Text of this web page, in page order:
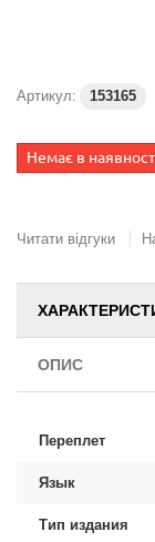
Артикул: 153165
Немає в
Читати відгуки
ОПИС
Переплет
Язык
Тип издания